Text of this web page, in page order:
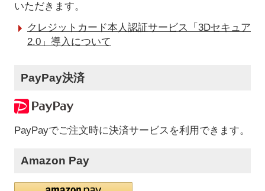
いただきます。
クレジットカード本人認証サービス「3Dセキュア
2.0」導入について
PayPay決済
PayPayでご注文時に決済サービスを利用できます。
Amazon Pay